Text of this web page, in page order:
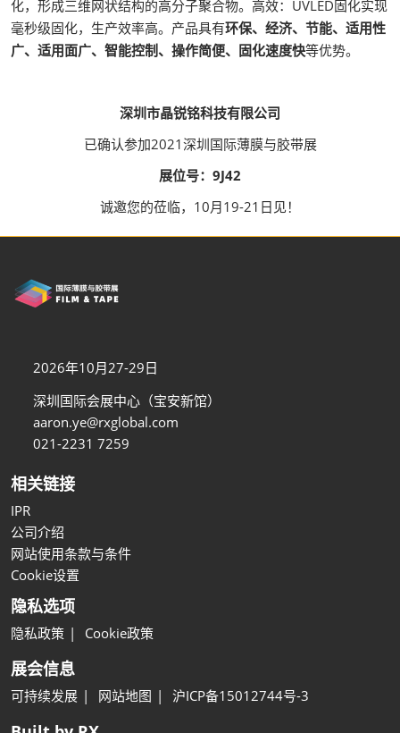
化，形成三维网状结构的高分子聚合物。高效：UVLED固化实现
毫秒级固化，生产效率高。产品具有环保、经济、节能、适用性
广、适用面广、智能控制、操作简便、固化速度快等优势。
深圳市晶锐铭科技有限公司
已确认参加2021深圳国际薄膜与胶带展
展位号：9J42
诚邀您的莅临，10月19-21日见！
2026年10月27-29日
深圳国际会展中心（宝安新馆）
aaron.ye@rxglobal.com
021-2231 7259
相关链接
IPR
公司介绍
网站使用条款与条件
Cookie设置
隐私选项
隐私政策 Cookie政策
展会信息
可持续发展 网站地图 沪ICP备15012744号-3